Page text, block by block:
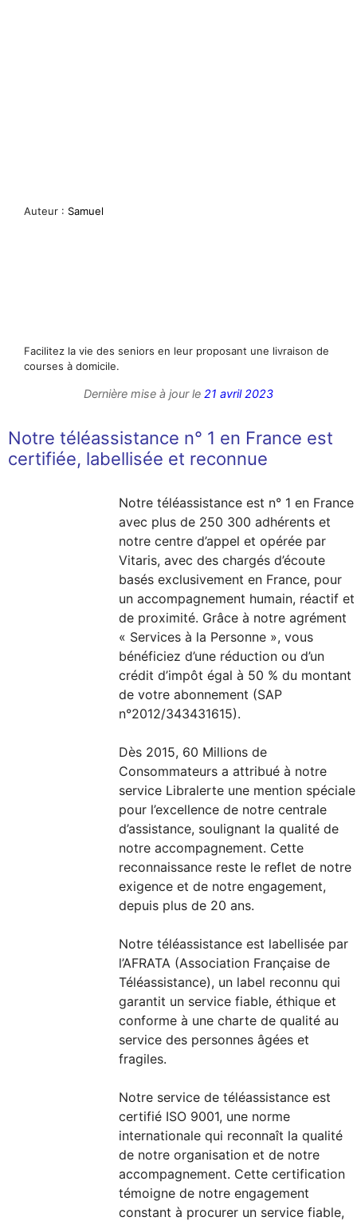
Auteur : Samuel
Facilitez la vie des seniors en leur proposant une livraison de
courses à domicile.
Dernière mise à jour le 21 avril 2023
Notre téléassistance n° 1 en France est
certifiée, labellisée et reconnue
Notre téléassistance est n° 1 en France
avec plus de 250 300 adhérents et
notre centre d’appel et opérée par
Vitaris, avec des chargés d’écoute
basés exclusivement en France, pour
un accompagnement humain, réactif et
de proximité. Grâce à notre agrément
« Services à la Personne », vous
bénéficiez d’une réduction ou d’un
crédit d’impôt égal à 50 % du montant
de votre abonnement (SAP
n°2012/343431615).
Dès 2015, 60 Millions de
Consommateurs a attribué à notre
service Libralerte une mention spéciale
pour l’excellence de notre centrale
d’assistance, soulignant la qualité de
notre accompagnement. Cette
reconnaissance reste le reflet de notre
exigence et de notre engagement,
depuis plus de 20 ans.
Notre téléassistance est labellisée par
l’AFRATA (Association Française de
Téléassistance), un label reconnu qui
garantit un service fiable, éthique et
conforme à une charte de qualité au
service des personnes âgées et
fragiles.
Notre service de téléassistance est
certifié ISO 9001, une norme
internationale qui reconnaît la qualité
de notre organisation et de notre
accompagnement. Cette certification
témoigne de notre engagement
constant à procurer un service fiable,